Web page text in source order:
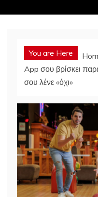
You are Here
App σου βρίσκει
σου λένε «όχι»